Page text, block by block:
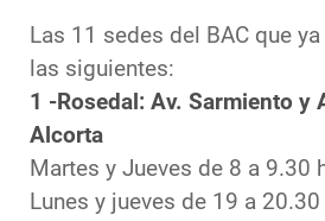
Las 11 sedes del BAC que
las siguientes:
1 -Rosedal: Av. Sarmiento y
Alcorta
Martes y Jueves de 8 a 9.30
Lunes y jueves de 19 a